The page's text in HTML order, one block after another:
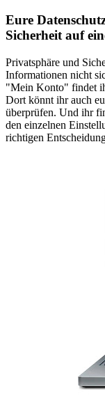
Eure
Sicherheit auf
Privatsphäre und
Informationen nicht
"Mein Konto" findet
Dort könnt ihr auch
überprüfen. Und ihr
den einzelnen
richtigen